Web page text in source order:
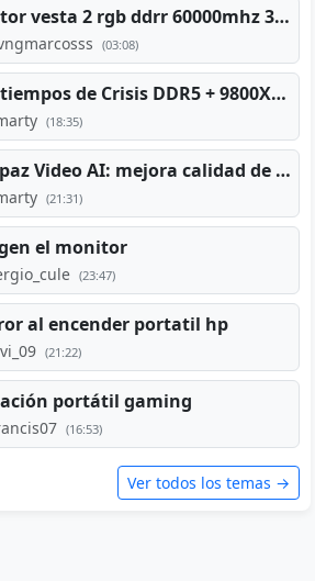
acer predator vesta 2 rgb ddrr 60000mhz 32gb x2 16gb
(03:08)
PC TOP en tiempos de Crisis DDR5 + 9800X3D + RTX 5080 [2026][2400€]
(18:35)
PC para Topaz Video AI: mejora calidad de vídeos viejos
(21:31)
el monitor
(23:47)
al encender portatil hp
(21:22)
portátil gaming
(16:53)
Ver todos los temas →